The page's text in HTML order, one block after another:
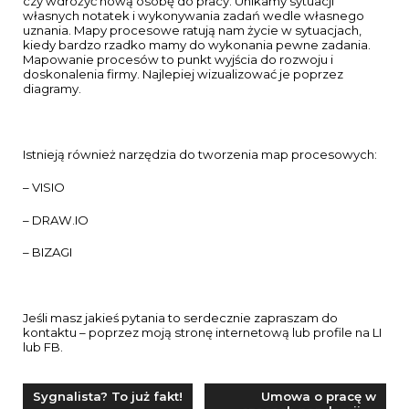
własnych notatek i wykonywania zadań wedle własnego
uznania. Mapy procesowe ratują nam życie w sytuacjach,
kiedy bardzo rzadko mamy do wykonania pewne zadania.
Mapowanie procesów to punkt wyjścia do rozwoju i
doskonalenia firmy. Najlepiej wizualizować je poprzez
diagramy.
Istnieją również narzędzia do tworzenia map procesowych:
– VISIO
– DRAW.IO
– BIZAGI
Jeśli masz jakieś pytania to serdecznie zapraszam do
kontaktu – poprzez moją stronę internetową lub profile na LI
lub FB.
Nawigacja
Sygnalista? To już fakt!
Umowa o pracę w